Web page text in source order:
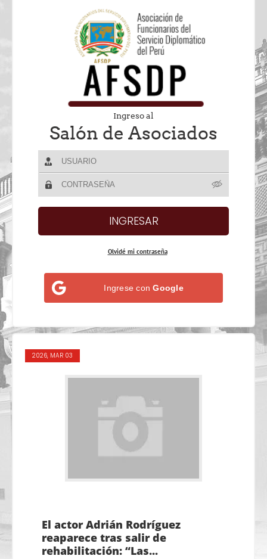
Ingreso al
Salón de Asociados
Olvidé mi contraseña
Ingrese conGoogle
2026, MAR 03
El actor Adrián Rodríguez
reaparece tras salir de
rehabilitación: “Las...